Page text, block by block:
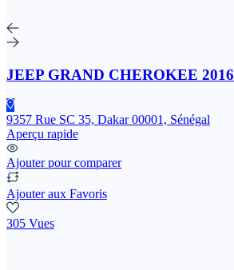
JEEP GRAND CHEROKEE 2016
9357 Rue SC 35, Dakar 00001, Sénégal
Aperçu rapide
Ajouter pour comparer
Ajouter aux Favoris
305 Vues